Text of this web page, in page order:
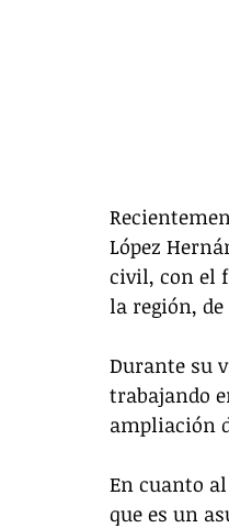
López
civil, con el
la región,
Durante su
trabajando
ampliación
En cuanto
que es un